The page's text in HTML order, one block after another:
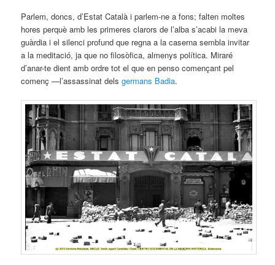
Parlem, doncs, d’Estat Català i parlem-ne a fons; falten moltes
hores perquè amb les primeres clarors de l’alba s’acabi la meva
guàrdia i el silenci profund que regna a la caserna sembla invitar
a la meditació, ja que no filosòfica, almenys política. Miraré
d’anar-te dient amb ordre tot el que en penso començant pel
començ —l’assassinat delsgermans Badia.